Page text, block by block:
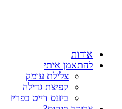
אודות
להתאמן איתי
צלילת עומק
קפיצת גדילה
ביזנס דייט בפריז